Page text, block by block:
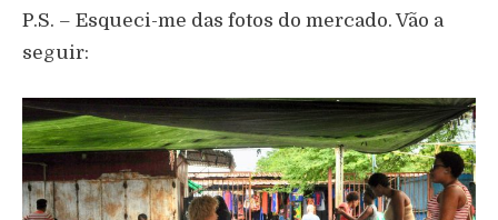
P.S. – Esqueci-me das fotos do mercado. Vão a
seguir: